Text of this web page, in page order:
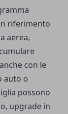
riferimento
aerea,
con le
auto o
possono
upgrade in